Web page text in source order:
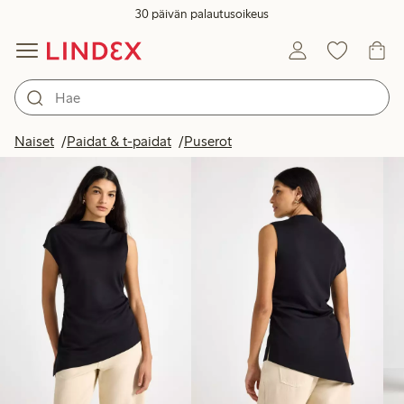
30 päivän palautusoikeus
Naiset Paidat & t-paidat Puserot